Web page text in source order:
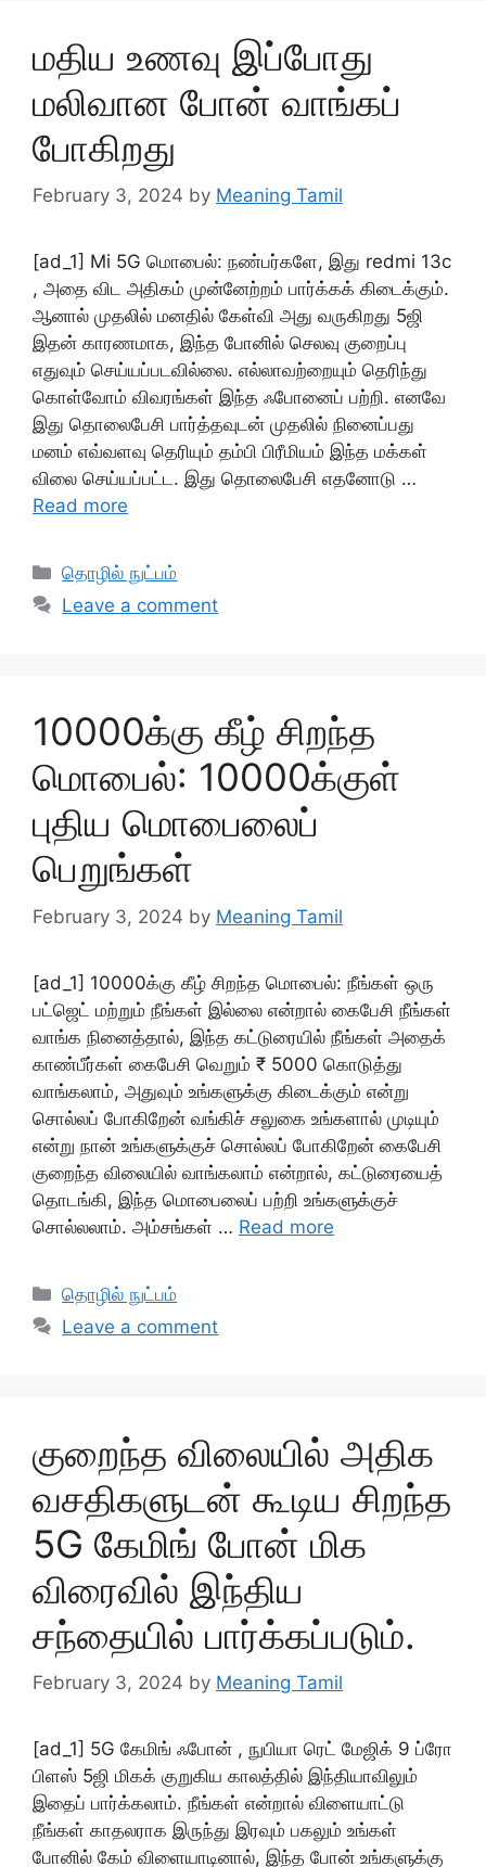
மதிய உணவு இப்போது
மலிவான போன் வாங்கப்
போகிறது
February 3, 2024 by Meaning Tamil
[ad_1] Mi 5G மொபைல்: நண்பர்களே, இது redmi 13c
, அதை விட அதிகம் முன்னேற்றம் பார்க்கக் கிடைக்கும்.
ஆனால் முதலில் மனதில் கேள்வி அது வருகிறது 5ஜி
இதன் காரணமாக, இந்த போனில் செலவு குறைப்பு
எதுவும் செய்யப்படவில்லை. எல்லாவற்றையும் தெரிந்து
கொள்வோம் விவரங்கள் இந்த ஃபோனைப் பற்றி. எனவே
இது தொலைபேசி பார்த்தவுடன் முதலில் நினைப்பது
மனம் எவ்வளவு தெரியும் தம்பி பிரீமியம் இந்த மக்கள்
விலை செய்யப்பட்ட. இது தொலைபேசி எதனோடு …
Read more
Categories
தொழில் நுட்பம்
Leave a comment
10000க்கு கீழ் சிறந்த
மொபைல்: 10000க்குள்
புதிய மொபைலைப்
பெறுங்கள்
February 3, 2024 by Meaning Tamil
[ad_1] 10000க்கு கீழ் சிறந்த மொபைல்: நீங்கள் ஒரு
பட்ஜெட் மற்றும் நீங்கள் இல்லை என்றால் கைபேசி நீங்கள்
வாங்க நினைத்தால், இந்த கட்டுரையில் நீங்கள் அதைக்
காண்பீர்கள் கைபேசி வெறும் ₹ 5000 கொடுத்து
வாங்கலாம், அதுவும் உங்களுக்கு கிடைக்கும் என்று
சொல்லப் போகிறேன் வங்கிச் சலுகை உங்களால் முடியும்
என்று நான் உங்களுக்குச் சொல்லப் போகிறேன் கைபேசி
குறைந்த விலையில் வாங்கலாம் என்றால், கட்டுரையைத்
தொடங்கி, இந்த மொபைலைப் பற்றி உங்களுக்குச்
சொல்லலாம். அம்சங்கள் … Read more
Categories
தொழில் நுட்பம்
Leave a comment
குறைந்த விலையில் அதிக
வசதிகளுடன் கூடிய சிறந்த
5G கேமிங் போன் மிக
விரைவில் இந்திய
சந்தையில் பார்க்கப்படும்.
February 3, 2024 by Meaning Tamil
[ad_1] 5G கேமிங் ஃபோன் , நுபியா ரெட் மேஜிக் 9 ப்ரோ
பிளஸ் 5ஜி மிகக் குறுகிய காலத்தில் இந்தியாவிலும்
இதைப் பார்க்கலாம். நீங்கள் என்றால் விளையாட்டு
நீங்கள் காதலராக இருந்து இரவும் பகலும் உங்கள்
போனில் கேம் விளையாடினால், இந்த போன் உங்களுக்கு